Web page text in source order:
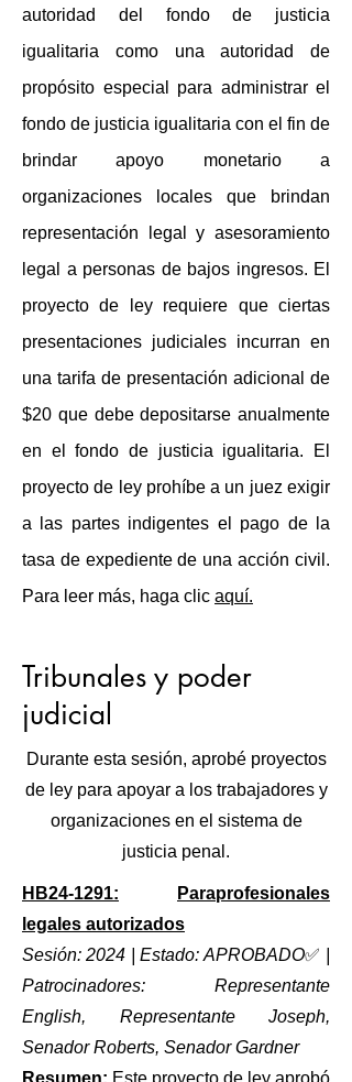
autoridad del fondo de justicia
igualitaria como una autoridad de
propósito especial para administrar el
fondo de justicia igualitaria con el fin de
brindar apoyo monetario a
organizaciones locales que brindan
representación legal y asesoramiento
legal a personas de bajos ingresos. El
proyecto de ley requiere que ciertas
presentaciones judiciales incurran en
una tarifa de presentación adicional de
$20 que debe depositarse anualmente
en el fondo de justicia igualitaria. El
proyecto de ley prohíbe a un juez exigir
a las partes indigentes el pago de la
tasa de expediente de una acción civil.
Para leer más, haga clic aquí.
Tribunales y poder
judicial
Durante esta sesión, aprobé proyectos
de ley para apoyar a los trabajadores y
organizaciones en el sistema de
justicia penal.
HB24-1291:
Paraprofesionales
legales autorizados
Sesión: 2024 | Estado: APROBADO✅
Patrocinadores: Representante
English, Representante Joseph,
Senador Roberts, Senador Gardner
Resumen: Este proyecto de ley aprobó